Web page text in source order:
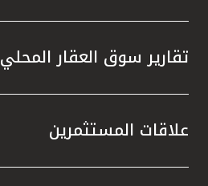
تقارير سوق العقار المحلي
علاقات المستثمرين